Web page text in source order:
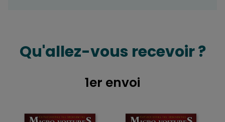
Qu'allez-vous recevoir ?
1er envoi